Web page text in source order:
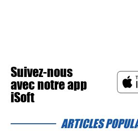
Suivez-nous
avec notre app
iSoft
ARTICLES